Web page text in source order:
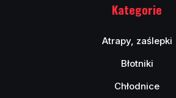
Kategorie
Atrapy, zaślepki
Błotniki
Chłodnice